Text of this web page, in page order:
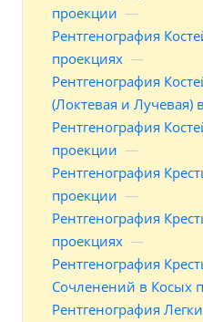
проекции —
Рентгенография
проекциях —
Рентгенография
(Локтевая и Лучевая)
Рентгенография
проекции —
Рентгенография
проекции —
Рентгенография
проекциях —
Рентгенография
Сочленений в Косых
Рентгенография